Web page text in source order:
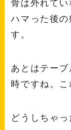
骨は外れて
ハマった後
す。
あとはテー
時ですね。こ
どうしちゃっ